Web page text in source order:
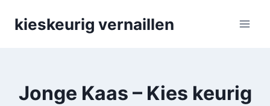
kieskeurig vernaillen
Jonge Kaas – Kies keurig